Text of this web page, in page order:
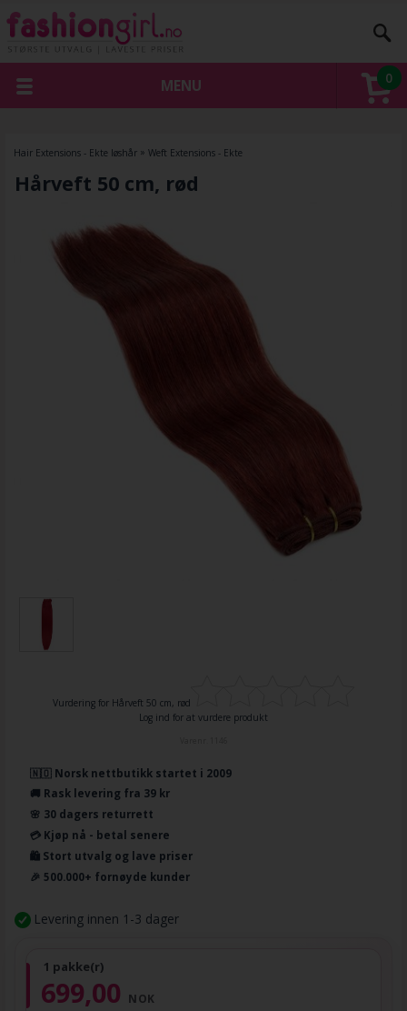
0
MENU
Hair Extensions - Ekte løshår» Weft Extensions - Ekte
Hårveft 50 cm, rød
Vurdering for Hårveft 50 cm, rød
Log ind for at vurdere produkt
🇳🇴 Norsk nettbutikk startet i 2009
🚚 Rask levering fra 39 kr
🌸 30 dagers returrett
💳 Kjøp nå - betal senere
🛍️ Stort utvalg og lave priser
🎉 500.000+ fornøyde kunder
Levering innen 1-3 dager
1 pakke(r)
699,00 NOK